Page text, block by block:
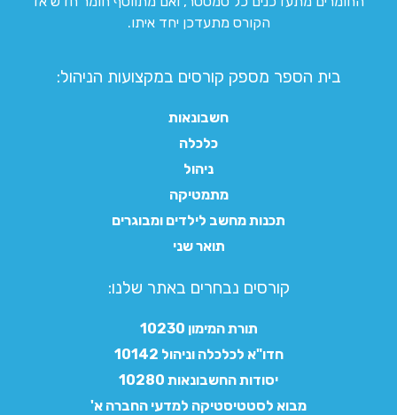
הקורס מתעדכן יחד איתו.
בית הספר מספק קורסים במקצועות הניהול:
חשבונאות
כלכלה
ניהול
מתמטיקה
תכנות מחשב לילדים ומבוגרים
תואר שני
קורסים נבחרים באתר שלנו:​
תורת המימון 10230
חדו"א לכלכלה וניהול 10142
יסודות החשבונאות 10280
מבוא לסטטיסטיקה למדעי החברה א'